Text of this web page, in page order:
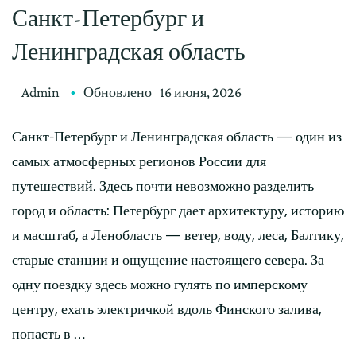
Санкт-Петербург и
Ленинградская область
Admin Обновлено 16 июня, 2026
Санкт-Петербург и Ленинградская область — один из
самых атмосферных регионов России для
путешествий. Здесь почти невозможно разделить
город и область: Петербург дает архитектуру, историю
и масштаб, а Ленобласть — ветер, воду, леса, Балтику,
старые станции и ощущение настоящего севера. За
одну поездку здесь можно гулять по имперскому
центру, ехать электричкой вдоль Финского залива,
попасть в …